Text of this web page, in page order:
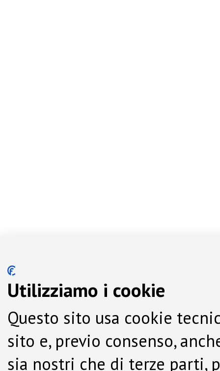
Utilizziamo i cookie
Questo sito usa cookie
sito e, previo consenso,
sia nostri che di terze parti,